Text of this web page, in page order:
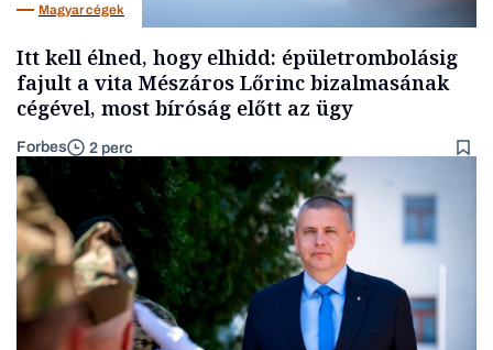
Magyar cégek
Itt kell élned, hogy elhidd: épületrombolásig
fajult a vita Mészáros Lőrinc bizalmasának
cégével, most bíróság előtt az ügy
Forbes 2 perc